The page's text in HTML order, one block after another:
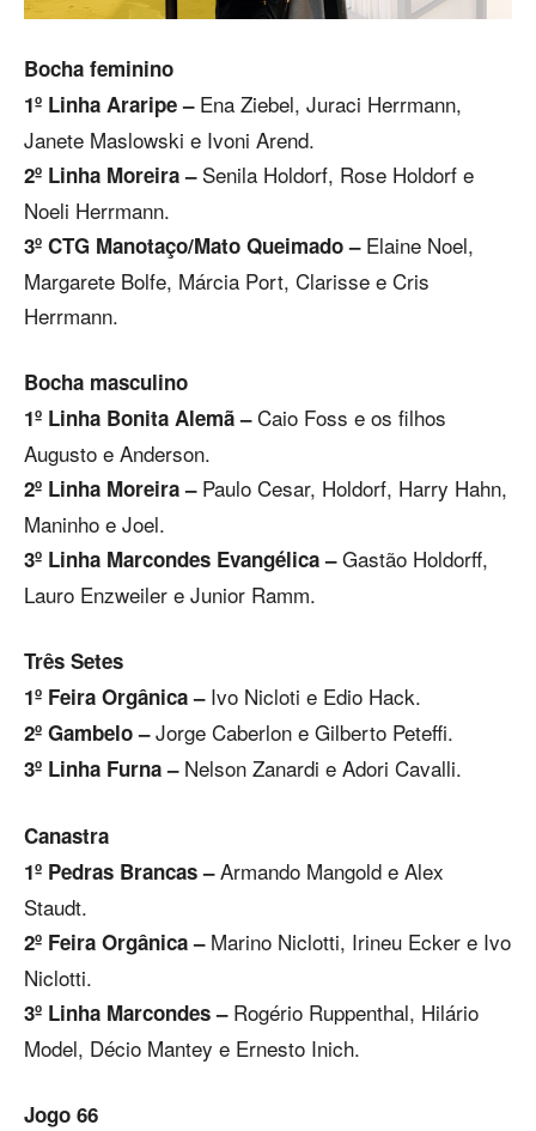
Bocha feminino
1º Linha Araripe –Ena Ziebel, Juraci Herrmann,
Janete Maslowski e Ivoni Arend.
2º Linha Moreira –Senila Holdorf, Rose Holdorf e
Noeli Herrmann.
3º CTG Manotaço/Mato Queimado –Elaine Noel,
Margarete Bolfe, Márcia Port, Clarisse e Cris
Herrmann.
Bocha masculino
1º Linha Bonita Alemã –Caio Foss e os filhos
Augusto e Anderson.
2º Linha Moreira – Paulo Cesar, Holdorf, Harry Hahn,
Maninho e Joel.
3º Linha Marcondes Evangélica –Gastão Holdorff,
Lauro Enzweiler e Junior Ramm.
Três Setes
1º Feira Orgânica –Ivo Nicloti e Edio Hack.
2º Gambelo –Jorge Caberlon e Gilberto Peteffi.
3º Linha Furna –Nelson Zanardi e Adori Cavalli.
Canastra
1º Pedras Brancas –Armando Mangold e Alex
Staudt.
2º Feira Orgânica – Marino Niclotti, Irineu Ecker e Ivo
Niclotti.
3º Linha Marcondes – Rogério Ruppenthal, Hilário
Model, Décio Mantey e Ernesto Inich.
Jogo 66